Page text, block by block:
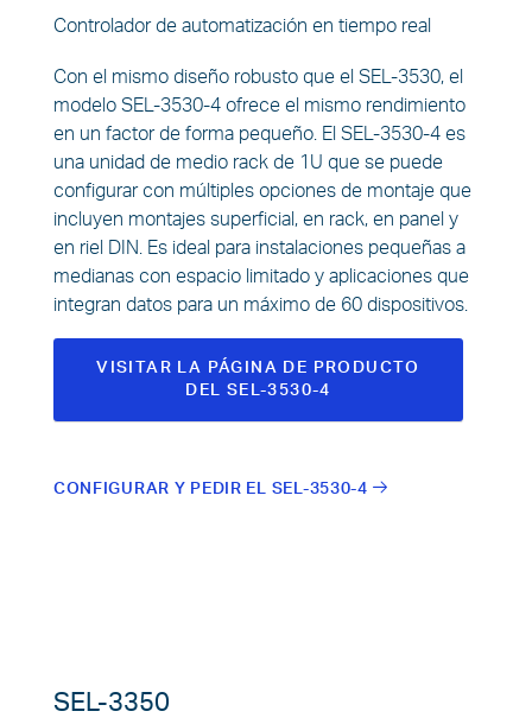
Controlador de automatización en tiempo real
Con el mismo diseño robusto que el SEL-3530, el
modelo SEL-3530-4 ofrece el mismo rendimiento
en un factor de forma pequeño. El SEL-3530-4 es
una unidad de medio rack de 1U que se puede
configurar con múltiples opciones de montaje que
incluyen montajes superficial, en rack, en panel y
en riel DIN. Es ideal para instalaciones pequeñas a
medianas con espacio limitado y aplicaciones que
integran datos para un máximo de 60 dispositivos.
VISITAR LA PÁGINA DE PRODUCTO
DEL SEL-3530-4
CONFIGURAR Y PEDIR EL SEL-3530-4
SEL-3350